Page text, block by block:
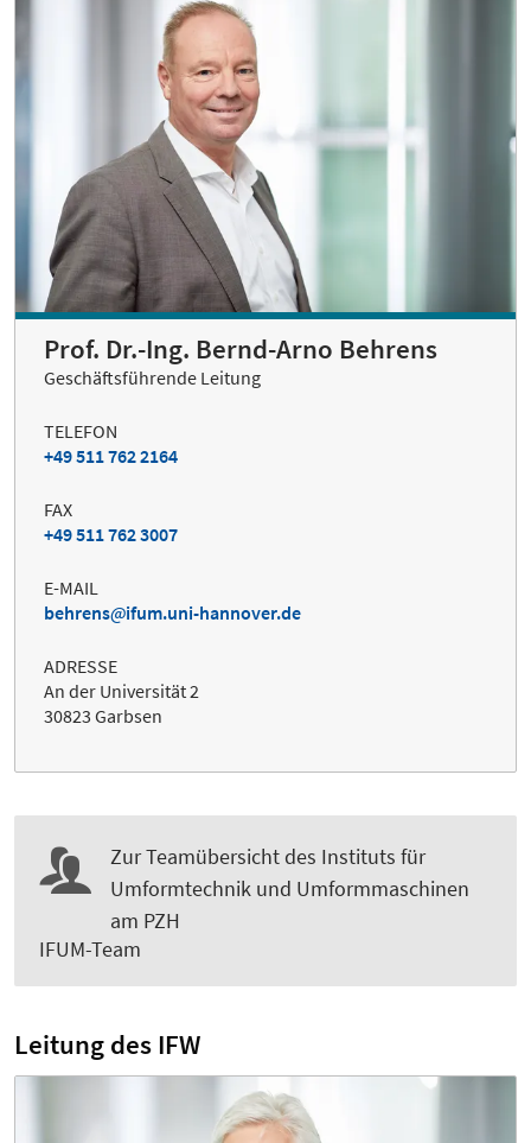
Prof. Dr.-Ing. Bernd-Arno Behrens
Geschäftsführende Leitung
TELEFON
+49 511 762 2164
FAX
+49 511 762 3007
E-MAIL
behrens
ifum.uni-hannover.de
ADRESSE
An der Universität 2
30823 Garbsen
Zur Teamübersicht des Instituts für
Umformtechnik und Umformmaschinen
am PZH
IFUM-Team
Leitung des IFW